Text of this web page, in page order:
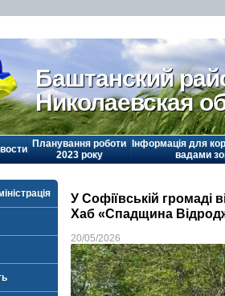
Баштанский
Николаевская
Планування роботи
2023 року
Інформація для
вадами
У Софіївській громаді
Хаб «Спадщина
20/05/2026